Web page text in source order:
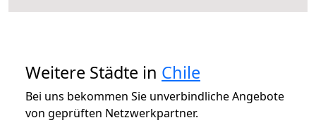
Weitere Städte in Chile
Bei uns bekommen Sie unverbindliche Angebote
von geprüften Netzwerkpartner.